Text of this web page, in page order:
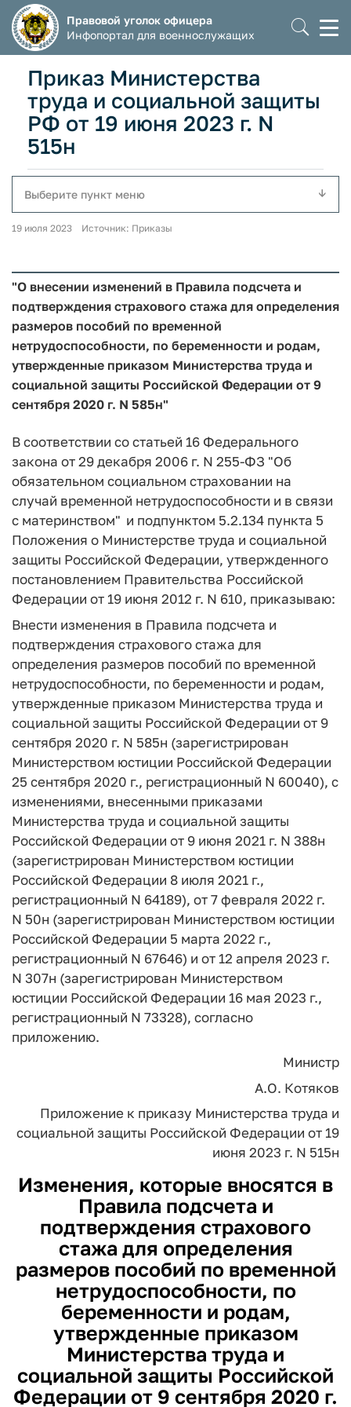
Правовой уголок офицера
Инфопортал для военнослужащих
Приказ Министерства
труда и социальной защиты
РФ от 19 июня 2023 г. N
515н
Выберите пункт меню
19 июля 2023 Источник: Приказы
"О внесении изменений в Правила подсчета и
подтверждения страхового стажа для определения
размеров пособий по временной
нетрудоспособности, по беременности и родам,
утвержденные приказом Министерства труда и
социальной защиты Российской Федерации от 9
сентября 2020 г. N 585н"
В соответствии со статьей 16 Федерального
закона от 29 декабря 2006 г. N 255-ФЗ "Об
обязательном социальном страховании на
случай временной нетрудоспособности и в связи
с материнством" и подпунктом 5.2.134 пункта 5
Положения о Министерстве труда и социальной
защиты Российской Федерации, утвержденного
постановлением Правительства Российской
Федерации от 19 июня 2012 г. N 610, приказываю:
Внести изменения в Правила подсчета и
подтверждения страхового стажа для
определения размеров пособий по временной
нетрудоспособности, по беременности и родам,
утвержденные приказом Министерства труда и
социальной защиты Российской Федерации от 9
сентября 2020 г. N 585н (зарегистрирован
Министерством юстиции Российской Федерации
25 сентября 2020 г., регистрационный N 60040), с
изменениями, внесенными приказами
Министерства труда и социальной защиты
Российской Федерации от 9 июня 2021 г. N 388н
(зарегистрирован Министерством юстиции
Российской Федерации 8 июля 2021 г.,
регистрационный N 64189), от 7 февраля 2022 г.
N 50н (зарегистрирован Министерством юстиции
Российской Федерации 5 марта 2022 г.,
регистрационный N 67646) и от 12 апреля 2023 г.
N 307н (зарегистрирован Министерством
юстиции Российской Федерации 16 мая 2023 г.,
регистрационный N 73328), согласно
приложению.
Министр
А.О. Котяков
Приложение к приказу Министерства труда и
социальной защиты Российской Федерации от 19
июня 2023 г. N 515н
Изменения, которые вносятся в
Правила подсчета и
подтверждения страхового
стажа для определения
размеров пособий по временной
нетрудоспособности, по
беременности и родам,
утвержденные приказом
Министерства труда и
социальной защиты Российской
Федерации от 9 сентября 2020 г.